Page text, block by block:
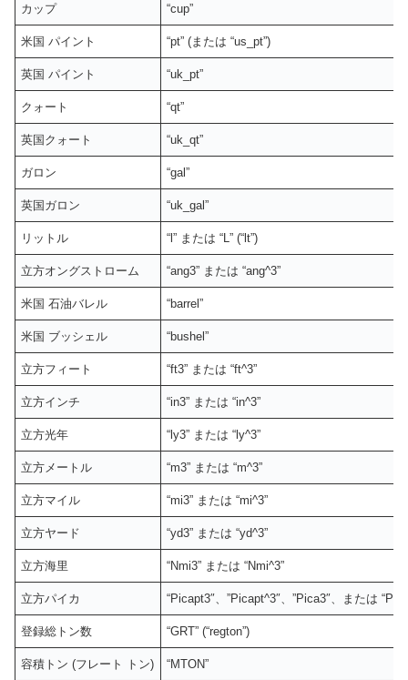
カップ “cup”
米国 パイント “pt” (または “us_pt”)
英国 パイント “uk_pt”
クォート “qt”
英国クォート “uk_qt”
ガロン “gal”
英国ガロン “uk_gal”
リットル “l” または “L” (“lt”)
立方オングストローム “ang3” または “ang^3”
米国 石油バレル “barrel”
米国 ブッシェル “bushel”
立方フィート “ft3” または “ft^3”
立方インチ “in3” または “in^3”
立方光年 “ly3” または “ly^3”
立方メートル “m3” または “m^3”
立方マイル “mi3” または “mi^3”
立方ヤード “yd3” または “yd^3”
立方海里 “Nmi3” または “Nmi^3”
立方パイカ “Picapt3″、”Picapt^3″、”Pica3″、または
登録総トン数 “GRT” (“regton”)
容積トン (フレート トン) “MTON”